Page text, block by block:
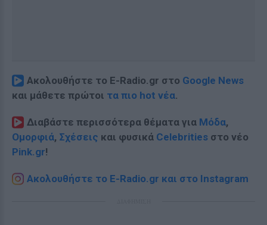
Ακολουθήστε το E-Radio.gr στο Google News
και μάθετε πρώτοι τα πιο hot νέα.
Διαβάστε περισσότερα θέματα για Μόδα,
Ομορφιά, Σχέσεις και φυσικά Celebrities στο νέο
Pink.gr!
Ακολουθήστε το E-Radio.gr και στο Instagram